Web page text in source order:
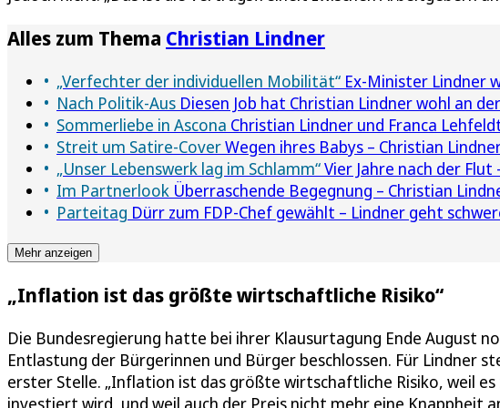
Alles zum Thema Christian Lindner
„Verfechter der individuellen Mobilität“ Ex-Minister Lindner
Nach Politik-Aus Diesen Job hat Christian Lindner wohl an
Sommerliebe in Ascona Christian Lindner und Franca
Streit um Satire-CoverWegen ihres Babys – Christian
„Unser Lebenswerk lag im Schlamm“Vier Jahre nach der
Im Partnerlook Überraschende Begegnung – Christian
Parteitag Dürr zum FDP-Chef gewählt – Lindner geht
Mehr anzeigen
„Inflation ist das größte wirtschaftliche Risiko“
Die Bundesregierung hatte bei ihrer Klausurtagung Ende August
Entlastung der Bürgerinnen und Bürger beschlossen. Für Lindner
erster Stelle. „Inflation ist das größte wirtschaftliche Risiko, weil
investiert wird, und weil auch der Preis nicht mehr eine Knappheit